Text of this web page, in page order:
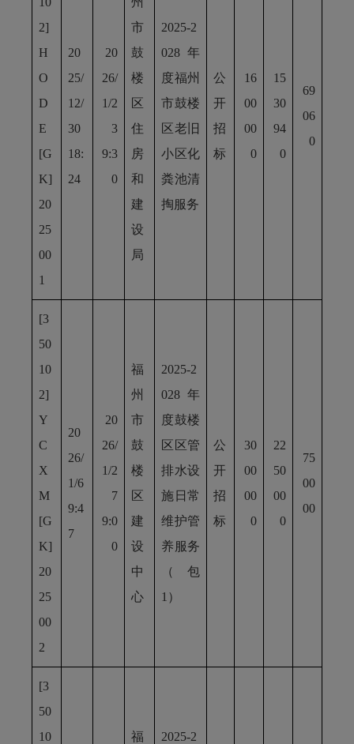
2]
H
O
D
E
[G
K]
20
25
00
1
20
25/
12/
30
18:
24
20
26/
1/2
3
9:3
0
市
鼓
楼
区
住
房
和
建
设
局
2025-2
028年
度福州
市鼓楼
区老旧
小区化
粪池清
掏服务
公
开
招
标
16
00
00
0
15
30
94
0
69
06
0
[3
50
10
2]
Y
C
X
M
[G
K]
20
25
00
2
20
26/
1/6
9:4
7
20
26/
1/2
7
9:0
0
福
州
市
鼓
楼
区
建
设
中
心
2025-2
028年
度鼓楼
区区管
排水设
施日常
维护管
养服务
（包
1）
公
开
招
标
30
00
00
0
22
50
00
0
75
00
00
[3
50
10
福
2025-2